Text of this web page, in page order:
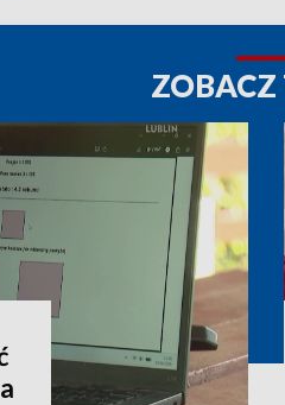
ZOBACZ